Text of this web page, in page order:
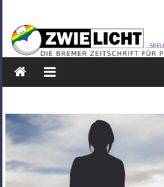
springen
ZWIELICHT
BREMEN
DIE
PSYCHOSOZIALE
THEMEN